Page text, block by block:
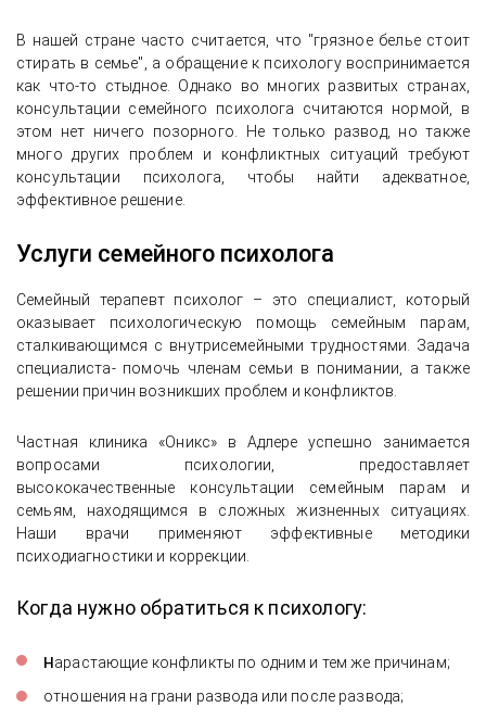
В нашей стране часто считается, что "грязное белье стоит
стирать в семье", а обращение к психологу воспринимается
как что-то стыдное. Однако во многих развитых странах,
консультации семейного психолога считаются нормой, в
этом нет ничего позорного. Не только развод, но также
много других проблем и конфликтных ситуаций требуют
консультации психолога, чтобы найти адекватное,
эффективное решение.
Услуги семейного психолога
Семейный терапевт психолог – это специалист, который
оказывает психологическую помощь семейным парам,
сталкивающимся с внутрисемейными трудностями. Задача
специалиста- помочь членам семьи в понимании, а также
решении причин возникших проблем и конфликтов.
Частная клиника «Оникс» в Адлере успешно занимается
вопросами психологии, предоставляет
высококачественные консультации семейным парам и
семьям, находящимся в сложных жизненных ситуациях.
Наши врачи применяют эффективные методики
психодиагностики и коррекции.
Когда нужно обратиться к психологу:
нарастающие конфликты по одним и тем же причинам;
отношения на грани развода или после развода;